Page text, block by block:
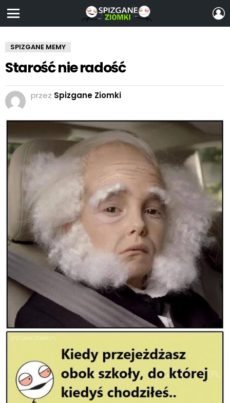
SPIZGANE MEMY
Starość nie radość
przez Spizgane Ziomki